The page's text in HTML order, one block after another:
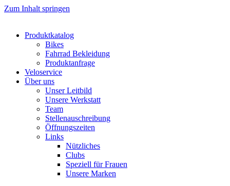
Zum Inhalt springen
Produktkatalog
Bikes
Fahrrad Bekleidung
Produktanfrage
Veloservice
Über uns
Unser Leitbild
Unsere Werkstatt
Team
Stellenauschreibung
Öffnungszeiten
Links
Nützliches
Clubs
Speziell für Frauen​
Unsere Marken